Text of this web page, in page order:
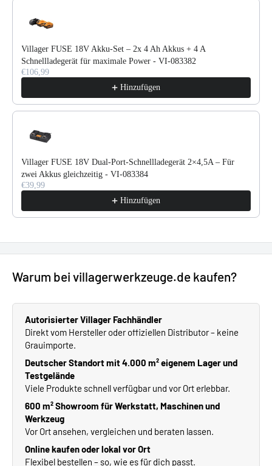
Villager FUSE 18V Akku-Set – 2x 4 Ah Akkus + 4 A
Schnellladegerät für maximale Power - VI-083382
€106,99
Hinzufügen
Villager FUSE 18V Dual-Port-Schnellladegerät 2×4,5A – Für
zwei Akkus gleichzeitig - VI-083384
€39,99
Hinzufügen
Warum bei villagerwerkzeuge.de kaufen?
Autorisierter Villager Fachhändler
Direkt vom Hersteller oder offiziellen Distributor – keine
Grauimporte.
Deutscher Standort mit 4.000 m² eigenem Lager und
Testgelände
Viele Produkte schnell verfügbar und vor Ort erlebbar.
600 m² Showroom für Werkstatt, Maschinen und
Werkzeug
Vor Ort ansehen, vergleichen und beraten lassen.
Online kaufen oder lokal vor Ort
Flexibel bestellen – so, wie es für dich passt.